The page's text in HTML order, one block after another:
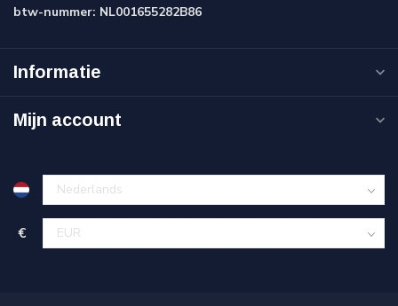
btw-nummer: NL001655282B86
Informatie
Mijn account
€